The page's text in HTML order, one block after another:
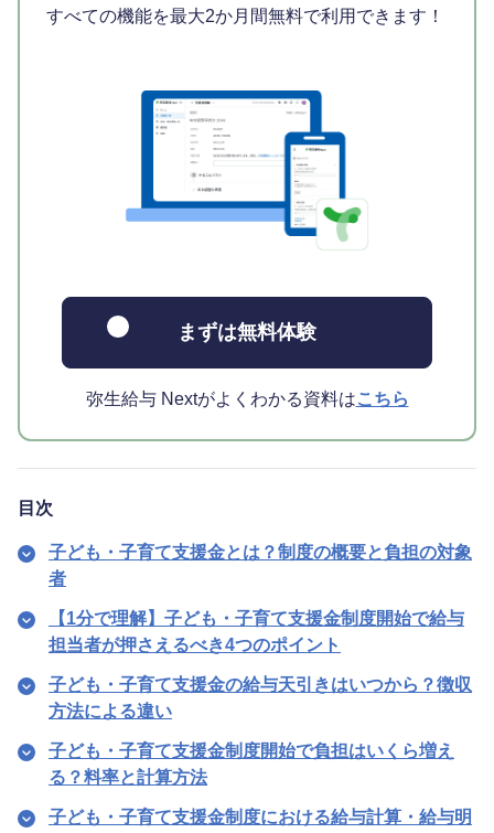
すべての機能を最大2か月間無料で利用できます！
まずは無料体験
弥生給与 Nextがよくわかる資料はこちら
目次
子ども・子育て支援金とは？制度の概要と負担の対象
者
【1分で理解】子ども・子育て支援金制度開始で給与
担当者が押さえるべき4つのポイント
子ども・子育て支援金の給与天引きはいつから？徴収
方法による違い
子ども・子育て支援金制度開始で負担はいくら増え
る？料率と計算方法
子ども・子育て支援金制度における給与計算・給与明